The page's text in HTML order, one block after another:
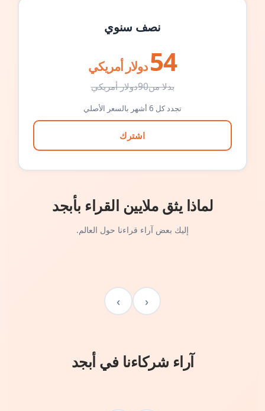
نصف سنوي
54 دولار أمريكي
بدلا من90دولار أمريكي
تجدد كل 6 أشهر بالسعر الأصلي
اشترك
لماذا يثق ملايين القراء بأبجد
إليك بعض آراء قراءنا حول العالم.
‹
›
آراء شركاءنا في أبجد